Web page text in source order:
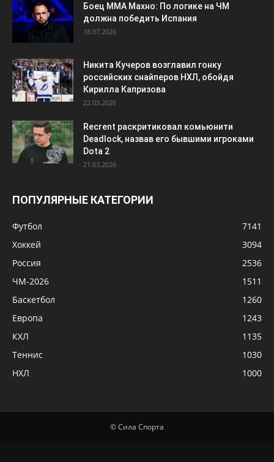
Боец ММА Махно: По логике на ЧМ
должна победить Испания
18.07.2026
Никита Кучеров возглавил гонку
российских снайперов НХЛ, обойдя
Кирилла Капризова
22.03.2026
Recrent раскритиковал комьюнити
Deadlock, назвав его бывшими игроками
Dota 2
21.03.2026
ПОПУЛЯРНЫЕ КАТЕГОРИИ
Футбол
7141
Хоккей
3094
Россия
2536
ЧМ-2026
1511
Баскетбол
1260
Европа
1243
КХЛ
1135
Теннис
1030
НХЛ
1000
© Сила Спорта